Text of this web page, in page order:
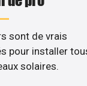
sont de vrais
pour installer
solaires.